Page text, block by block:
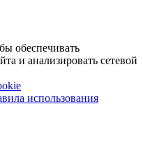
обеспечивать
и анализировать сетевой
использования